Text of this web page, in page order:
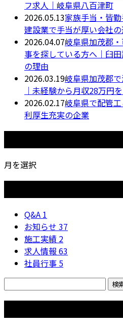
フ求人｜岐阜県八百津町
2026.05.13家族手当・皆
建設業で手当が厚い会社
2026.04.07岐阜県加茂郡
事を探している方へ｜臼
の理由
2026.03.19岐阜県加茂郡
｜未経験から月収28万円
2026.02.17岐阜県で配管
利厚生充実の企業
月を選択
Q&A 1
お知らせ 37
施工実績 2
求人情報 63
社員行事 5